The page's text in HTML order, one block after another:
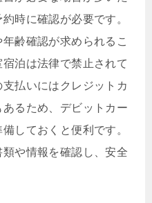
時に確認が必要です。
齢確認が求められるこ
泊は法律で禁止されて
払いにはクレジットカ
るため、デビットカー
しておくと便利です。
や情報を確認し、安全